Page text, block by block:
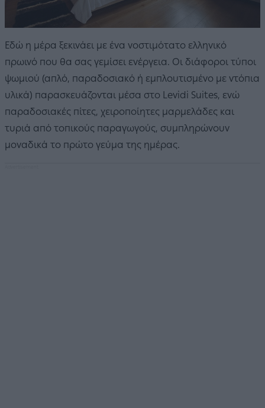
Εδώ η μέρα ξεκινάει με ένα νοστιμότατο ελληνικό
πρωινό που θα σας γεμίσει ενέργεια. Οι διάφοροι τύποι
ψωμιού (απλό, παραδοσιακό ή εμπλουτισμένο με ντόπια
υλικά) παρασκευάζονται μέσα στο Levidi Suites, ενώ
παραδοσιακές πίτες, χειροποίητες μαρμελάδες και
τυριά από τοπικούς παραγωγούς, συμπληρώνουν
μοναδικά το πρώτο γεύμα της ημέρας.